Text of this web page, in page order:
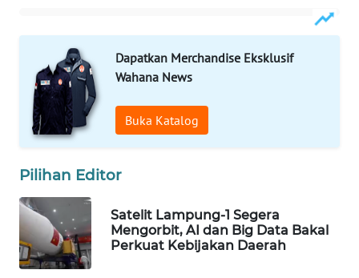
Dapatkan Merchandise Eksklusif
Wahana News
Buka Katalog
Pilihan Editor
Satelit Lampung-1 Segera
Mengorbit, AI dan Big Data Bakal
Perkuat Kebijakan Daerah
WAHANA
TV
WAHANANEWS
ID
WAHANANEWS
WAHANANEWS
NET